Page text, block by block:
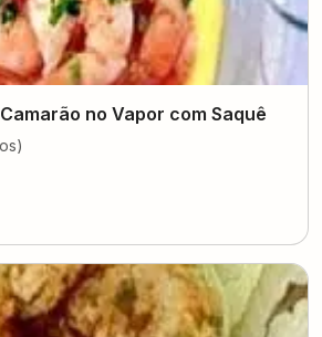
no Vapor com Saquê
s)